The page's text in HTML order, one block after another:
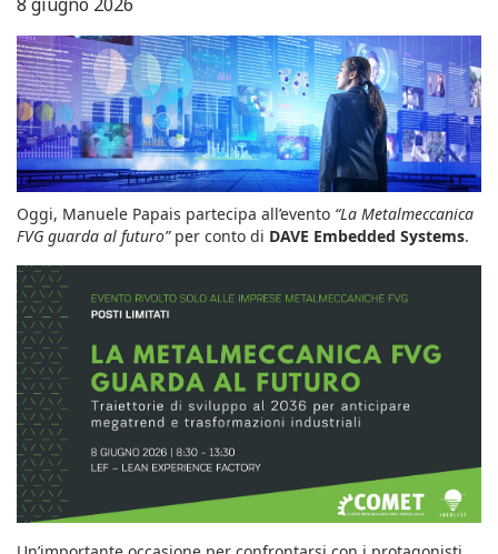
Oggi, Manuele Papais partecipa all’evento “La Metalmeccanica
FVG guarda al futuro”per conto di DAVE Embedded Systems.